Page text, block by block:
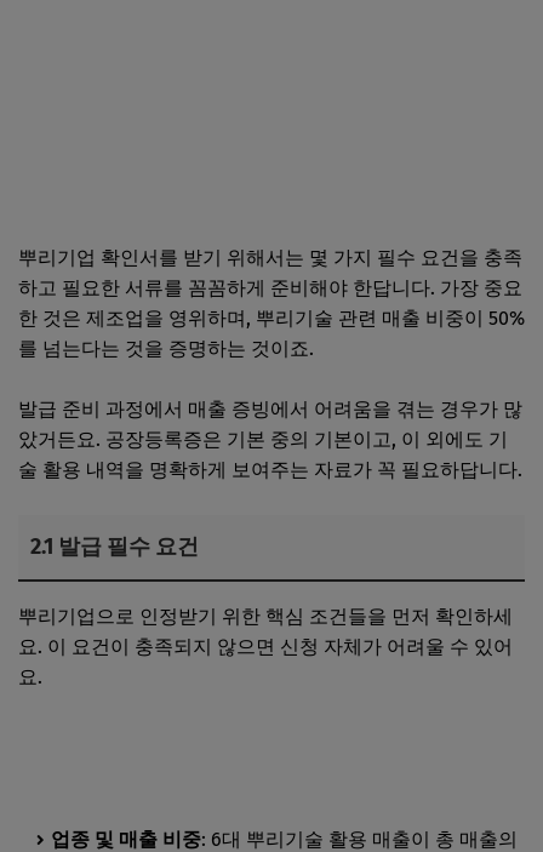
뿌리기업 확인서를 받기 위해서는 몇 가지 필수 요건을 충족
하고 필요한 서류를 꼼꼼하게 준비해야 한답니다. 가장 중요
한 것은 제조업을 영위하며, 뿌리기술 관련 매출 비중이 50%
를 넘는다는 것을 증명하는 것이죠.
발급 준비 과정에서 매출 증빙에서 어려움을 겪는 경우가 많
았거든요. 공장등록증은 기본 중의 기본이고, 이 외에도 기
술 활용 내역을 명확하게 보여주는 자료가 꼭 필요하답니다.
2.1 발급 필수 요건
뿌리기업으로 인정받기 위한 핵심 조건들을 먼저 확인하세
요. 이 요건이 충족되지 않으면 신청 자체가 어려울 수 있어
요.
업종 및 매출 비중: 6대 뿌리기술 활용 매출이 총 매출의